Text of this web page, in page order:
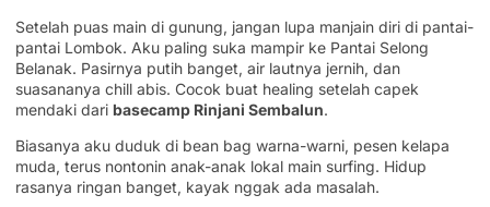
Setelah puas main di gunung, jangan lupa manjain diri di pantai-
pantai Lombok. Aku paling suka mampir ke Pantai Selong
Belanak. Pasirnya putih banget, air lautnya jernih, dan
suasananya chill abis. Cocok buat healing setelah capek
mendaki dari basecamp Rinjani Sembalun.
Biasanya aku duduk di bean bag warna-warni, pesen kelapa
muda, terus nontonin anak-anak lokal main surfing. Hidup
rasanya ringan banget, kayak nggak ada masalah.